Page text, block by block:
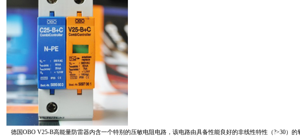
德国OBO V25-B高能量防雷器内含一个特别的压敏电阻电路，该电路由具备性能良好的非线性特性（?>30）的